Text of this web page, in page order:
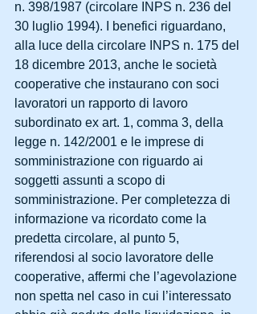
n. 398/1987 (circolare INPS n. 236 del
30 luglio 1994). I benefici riguardano,
alla luce della circolare INPS n. 175 del
18 dicembre 2013, anche le società
cooperative che instaurano con soci
lavoratori un rapporto di lavoro
subordinato ex art. 1, comma 3, della
legge n. 142/2001 e le imprese di
somministrazione con riguardo ai
soggetti assunti a scopo di
somministrazione. Per completezza di
informazione va ricordato come la
predetta circolare, al punto 5,
riferendosi al socio lavoratore delle
cooperative, affermi che l’agevolazione
non spetta nel caso in cui l’interessato